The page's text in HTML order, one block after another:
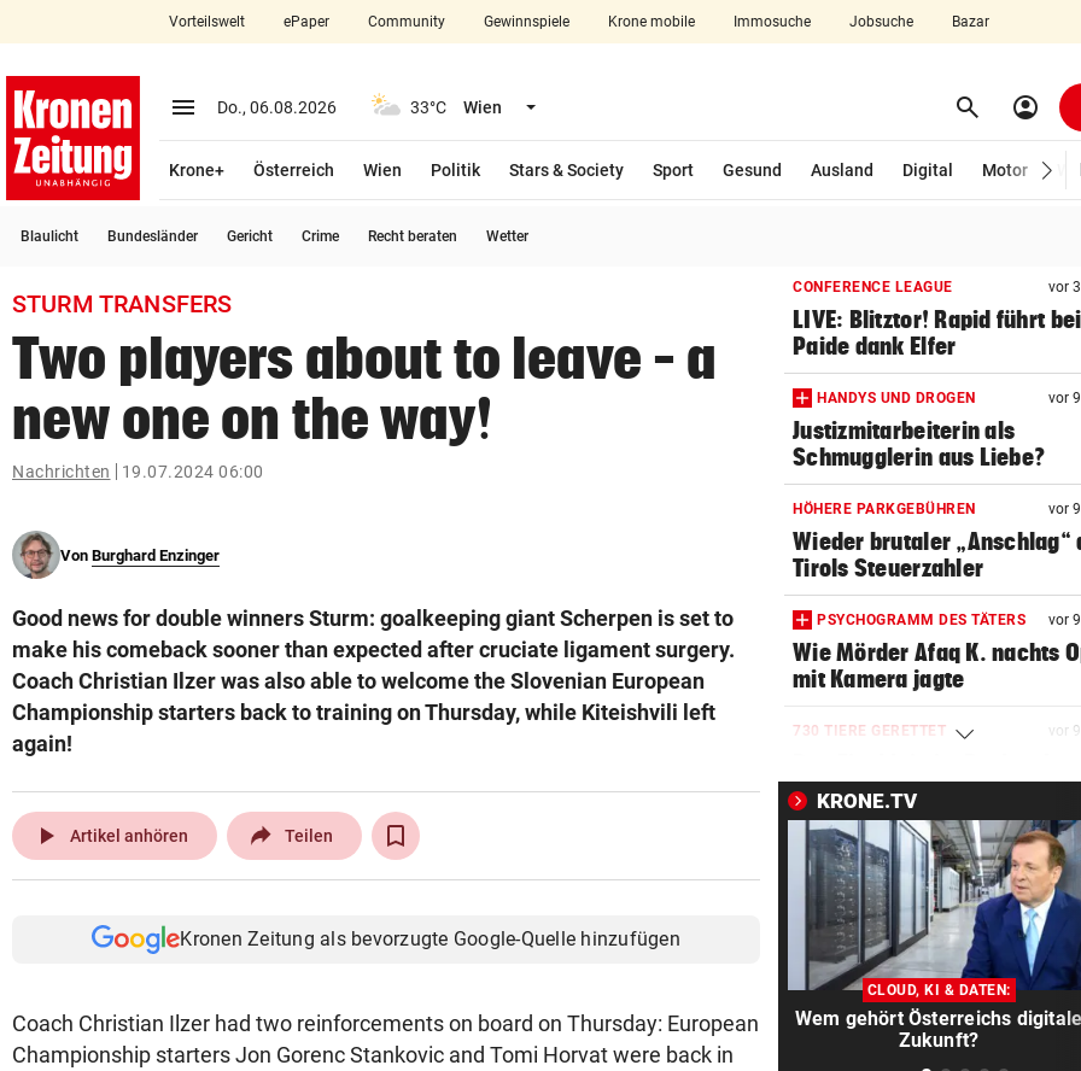
closeSchließen
account_circle Anmelden
arrow_right
bookmark
search
Suchbegriff
eingeben
© Krone Multimedia GmbH & Co KG 2026
Vorteilswelt ePaper Community Gewinnspiele Krone mobile Immosuche Jobsuche Bazar
menu Menü aufklappen
Do., 06.08.2026 33°C Wien Menü aufklappen search Suchen
account_circle
Krone+ Österreich Wien Politik Stars & Society Sport Gesund Ausland Digital Motor
Blaulicht Bundesländer Gericht Crime Recht beraten Wetter
STURM TRANSFERS
Two players about to leave – a
new one on the way!
Nachrichten 19.07.2024 06:00
Von Burghard Enzinger
Good news for double winners Sturm: goalkeeping giant Scherpen is set to
make his comeback sooner than expected after cruciate ligament surgery.
Coach Christian Ilzer was also able to welcome the Slovenian European
Championship starters back to training on Thursday, while Kiteishvili left
again!
play_arrow Artikel anhören Teilen
Kronen Zeitung als bevorzugte Google-Quelle hinzufügen
Coach Christian Ilzer had two reinforcements on board on Thursday: European
Championship starters Jon Gorenc Stankovic and Tomi Horvat were back in
CONFERENCE LEAGUE vor
LIVE: Blitztor! Rapid führt bei
Paide dank Elfer
HANDYS UND DROGEN vor
Justizmitarbeiterin als
Schmugglerin aus Liebe?
HÖHERE PARKGEBÜHREN vor
Wieder brutaler „Anschlag“
Tirols Steuerzahler
PSYCHOGRAMM DES TÄTERS vor
Wie Mörder Afaq K. nachts
mit Kamera jagte
730 TIERE GERETTET vor
das Wasser aus
„KRONE“ ALS BEAMTE vor 11
„Herr Herbert“ geht zu
Polizei trainiert
BURGOS-RUNDFAHRT vor
Gall nach Etappensieg neuer
Gesamtführender!
KRONE.TV
CLOUD, KI & DATEN:
Wem gehört Österreichs digitale
Zukunft?